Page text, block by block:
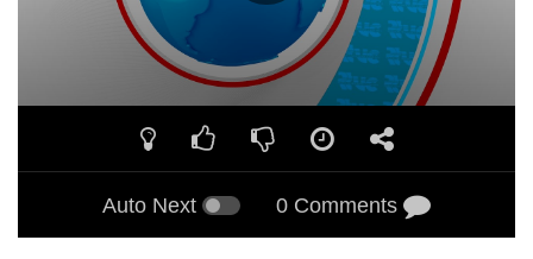
Auto Next 0 Comments